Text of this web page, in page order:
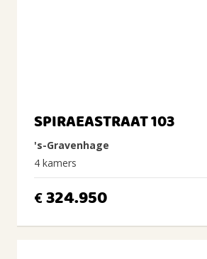
SPIRAEASTRAAT 103
's-Gravenhage
4 kamers
€324.950